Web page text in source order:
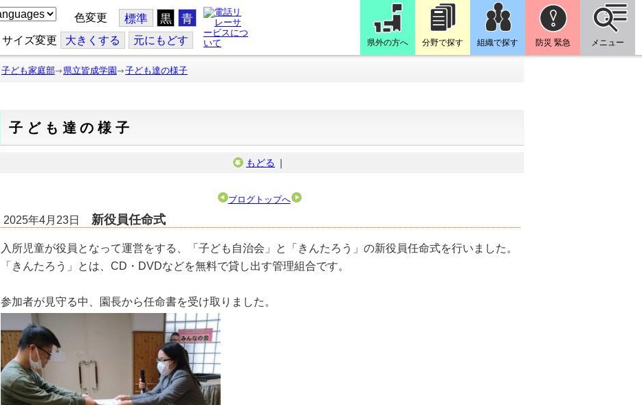
色変更 標準 黒 青
サイズ変更 大きくする 元にもどす 県外の方へ 分野で探す 組織で探す 防災 緊急 メニュー
子ども家庭部 県立皆成学園 子ども達の様子
子ども達の様子
もどる ｜
ブログトップへ
2025年4月23日 新役員任命式
入所児童が役員となって運営をする、「子ども自治会」と「きんたろう」の新役員任命式を行いました。
「きんたろう」とは、CD・DVDなどを無料で貸し出す管理組合です。
参加者が見守る中、園長から任命書を受け取りました。